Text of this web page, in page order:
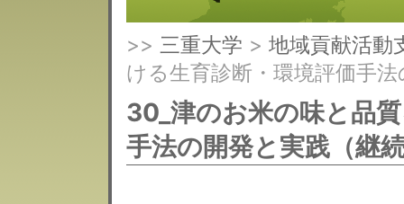
>> 三重大学 > 地域貢献活動
ける生育診断・環境評価手
30_津のお米の味と品
手法の開発と実践（継